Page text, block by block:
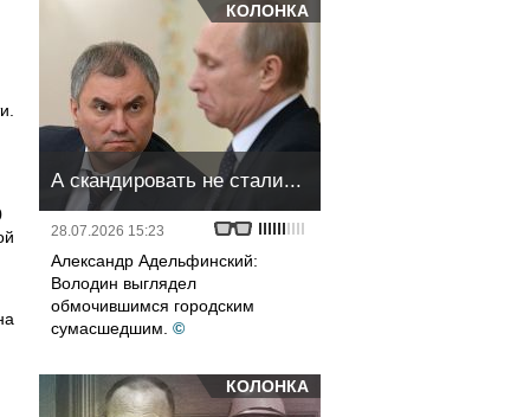
КОЛОНКА
А скандировать не стали...
28.07.2026 15:23
Александр Адельфинский:
Володин выглядел
обмочившимся городским
сумасшедшим. ©
КОЛОНКА